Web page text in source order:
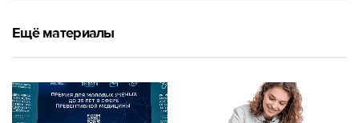
Ещё материалы